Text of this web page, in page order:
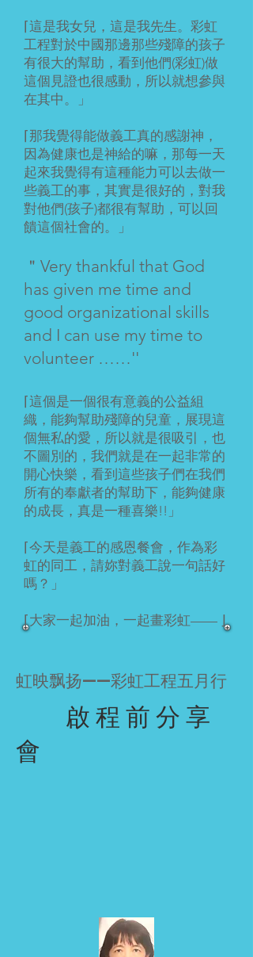
⌈這是我女兒，這是我先生。彩虹
工程對於中國那邊那些殘障的孩子
有很大的幫助，看到他們(彩虹)做
這個見證也很感動，所以就想參與
在其中。」
⌈那我覺得能做義工真的感謝神，
因為健康也是神給的嘛，那每一天
起來我覺得有這種能力可以去做一
些義工的事，其實是很好的，對我
對他們(孩子)都很有幫助，可以回
饋這個社會的。」
＂Very thankful that God
has given me time and
good organizational skills
and I can use my time to
volunteer ……''
⌈這個是一個很有意義的公益組
織，能夠幫助殘障的兒童，展現這
個無私的愛，所以就是很吸引，也
不圖別的，我們就是在一起非常的
開心快樂，看到這些孩子們在我們
所有的奉獻者的幫助下，能夠健康
的成長，真是一種喜樂!!」
⌈今天是義工的感恩餐會，作為彩
虹的同工，請妳對義工說一句話好
嗎？」
⌈大家一起加油，一起畫彩虹—— ⌋
虹映飘扬——彩虹工程五月行
啟 程 前 分 享
會